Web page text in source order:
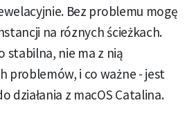
Bez problemu mogę
na róznych ścieżkach.
stabilna, nie ma z nią
problemów, i co ważne - jest
działania z macOS Catalina.